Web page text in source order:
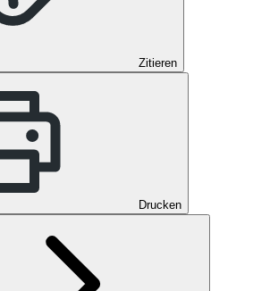
Zitieren
Drucken